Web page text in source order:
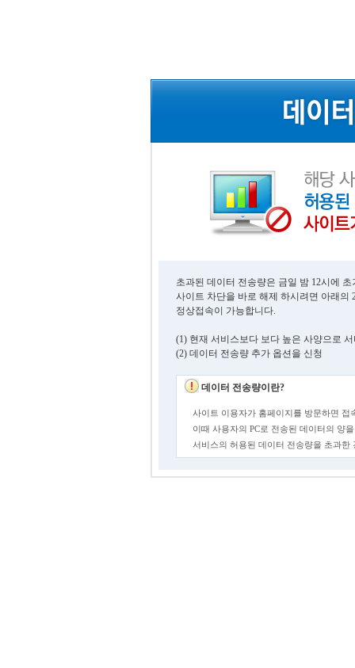
초과된 데이터 전송량은 금일 밤 12시에
사이트 차단을 바로 해제 하시려면 아래의
정상접속이 가능합니다.
(1) 현재 서비스보다 보다 높은 사양으로
(2) 데이터 전송량 추가 옵션을 신청
데이터 전송량이란?
사이트 이용자가 홈페이지를 방문하면 접
이때 사용자의 PC로 전송된 데이터의 양
서비스의 허용된 데이터 전송량을 초과